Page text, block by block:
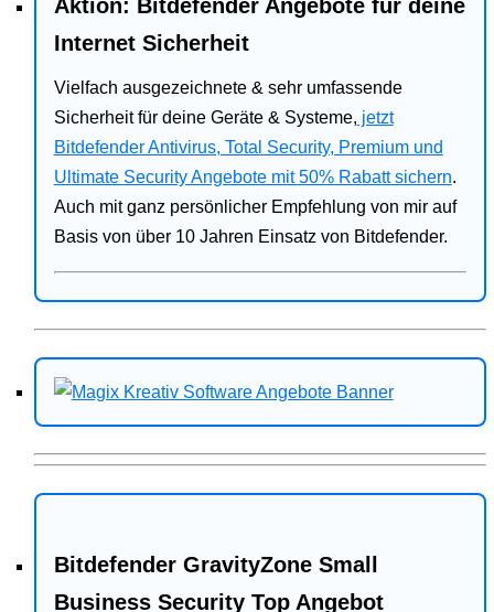
Aktion: Bitdefender Angebote für deine
Internet Sicherheit
Vielfach ausgezeichnete & sehr umfassende
Sicherheit für deine Geräte & Systeme, jetzt
Bitdefender Antivirus, Total Security, Premium und
Ultimate Security Angebote mit 50% Rabatt sichern.
Auch mit ganz persönlicher Empfehlung von mir auf
Basis von über 10 Jahren Einsatz von Bitdefender.
Bitdefender GravityZone Small
Business Security Top Angebot